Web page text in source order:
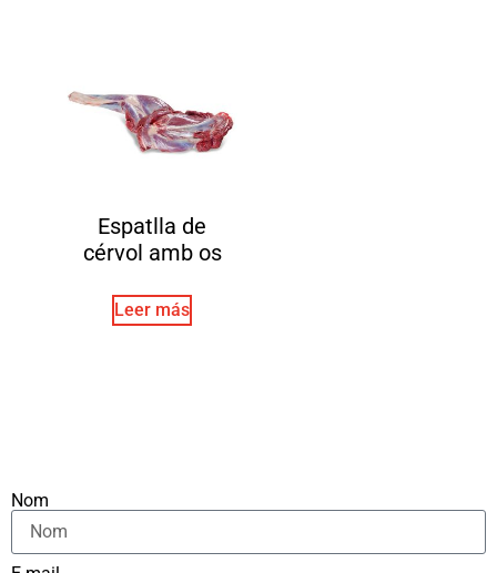
Espatlla de
cérvol amb os
Leer más
Nom